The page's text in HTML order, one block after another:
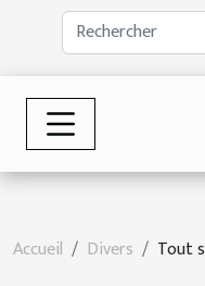
Accueil Divers Tout